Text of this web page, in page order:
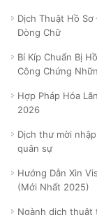
Dịch Thuật Hồ
Dòng Chữ
Bí Kíp Chuẩn Bị
Công Chứng
Hợp Pháp Hóa
2026
Dịch thư mời
quân sự
Hướng Dẫn Xin
(Mới Nhất 2025)
Ngành dịch thuật